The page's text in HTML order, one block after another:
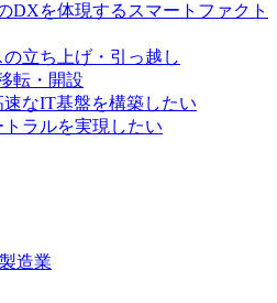
DXを体現するスマートファクト
立ち上げ・引っ越し
転・開設
なIT基盤を構築したい
ラルを実現したい
製造業